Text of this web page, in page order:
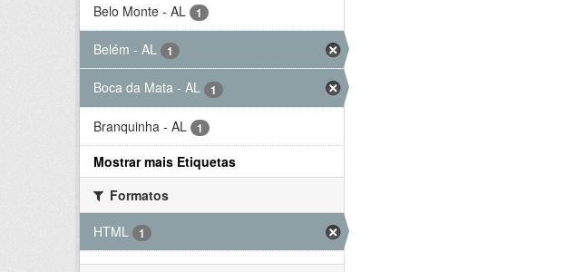
Belo Monte - AL 1
Belém - AL 1
Boca da Mata - AL 1
Branquinha - AL 1
Mostrar mais Etiquetas
Formatos
HTML
1